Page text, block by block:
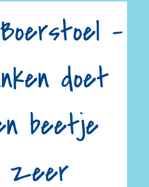
–
doet
beetje
zeer